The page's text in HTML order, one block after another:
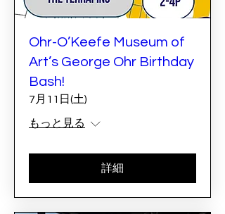
Ohr-O’Keefe Museum of
Art’s George Ohr Birthday
Bash!
7月11日(土)
もっと見る
詳細